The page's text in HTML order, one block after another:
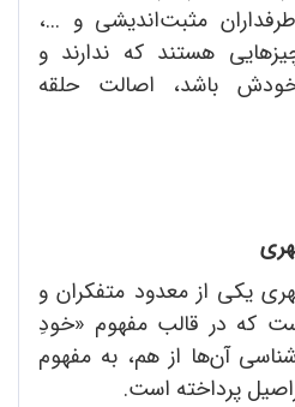
مثبت‌اندیشی و ...،
هستند که ندارند و
باشد، اصالت حلقه
یکی از معدود متفکران و
که در قالب مفهوم «خودِ
آن‌ها از هم، به مفهوم
پرداخته است.